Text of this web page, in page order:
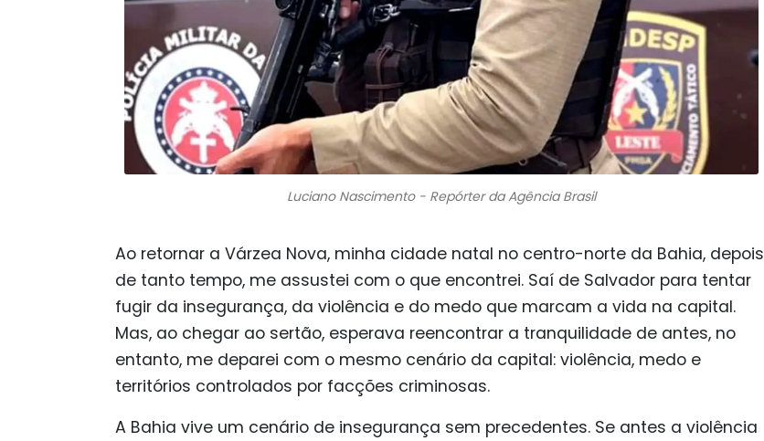
Luciano Nascimento - Repórter da Agência Brasil
Ao retornar a Várzea Nova, minha cidade natal no centro-norte da Bahia, depois
de tanto tempo, me assustei com o que encontrei. Saí de Salvador para tentar
fugir da insegurança, da violência e do medo que marcam a vida na capital.
Mas, ao chegar ao sertão, esperava reencontrar a tranquilidade de antes, no
entanto, me deparei com o mesmo cenário da capital: violência, medo e
territórios controlados por facções criminosas.
A Bahia vive um cenário de insegurança sem precedentes. Se antes a violência